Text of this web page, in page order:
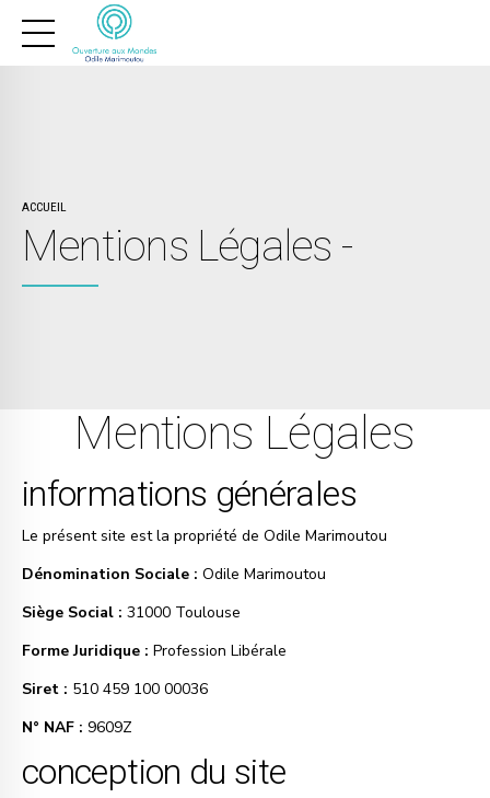
ACCUEIL
Mentions Légales -
Mentions Légales
informations générales
Le présent site est la propriété de Odile Marimoutou
Dénomination Sociale : Odile Marimoutou
Siège Social : 31000 Toulouse
Forme Juridique : Profession Libérale
Siret : 510 459 100 00036
N° NAF : 9609Z
conception du site